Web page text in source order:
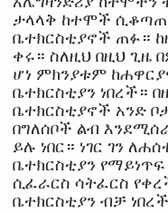
ታላላቅ ከተሞች
ቤተክርስቲያኖች ጠፉ።
ቀሩ። ስለዚህ በዚህ ጊዜ
ሆነ ምክንያቱም
ቤተክርስቲያን ነበረች።
ቤተክርስቲያኖች አንድ
በግለሰቦች ልብ
ይሉ ነበር። ነገር ገን
ቤተክርስቲያን
ሲፈራርስ ሳትፈርስ
ቤተክርስቲያን ብቻ